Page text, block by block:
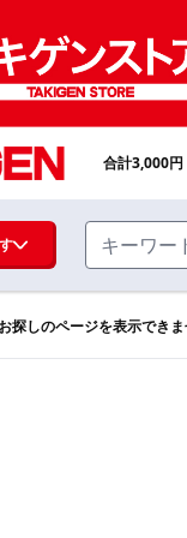
ル・取手・つまみ・周
合計3,000
探しのページを表示でき